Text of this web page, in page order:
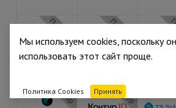
Партнёр Партнёр
Партнёр Партнёр
Мы используем cookies, поскольку
использовать этот сайт проще.
Политика Cookies Принять